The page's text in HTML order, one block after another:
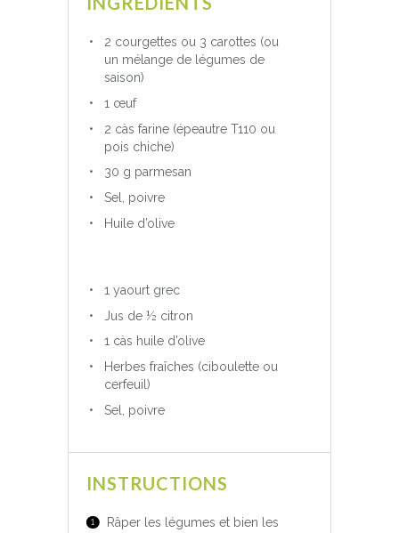
2 courgettes ou 3 carottes (ou
un mélange de légumes de
saison)
1 œuf
2 càs farine (épeautre T110 ou
pois chiche)
30 g parmesan
Sel, poivre
Huile d’olive
1 yaourt grec
Jus de ½ citron
1 càs huile d’olive
Herbes fraîches (ciboulette ou
cerfeuil)
Sel, poivre
INSTRUCTIONS
Râper les légumes et bien les